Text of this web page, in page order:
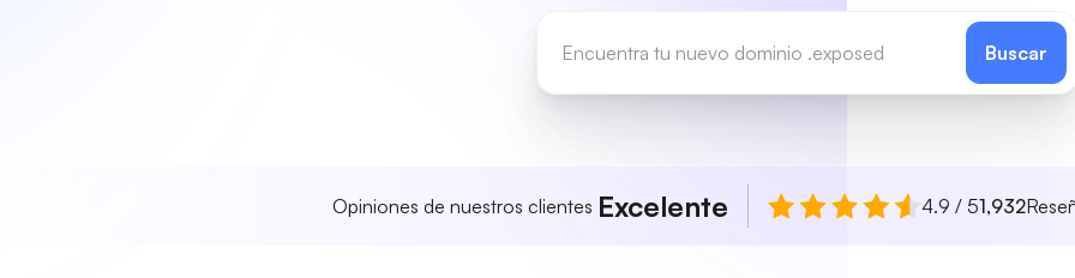
Buscar
Opiniones de nuestros clientes Excelente 4.9 / 51,932